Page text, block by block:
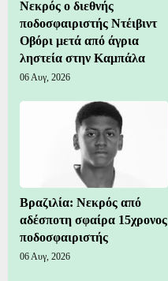
Νεκρός ο διεθνής
ποδοσφαιριστής Ντέιβιντ
Οβόρι μετά από άγρια
ληστεία στην Καμπάλα
06 Αυγ, 2026
Βραζιλία: Νεκρός από
αδέσποτη σφαίρα 15χρονος
ποδοσφαιριστής
06 Αυγ, 2026